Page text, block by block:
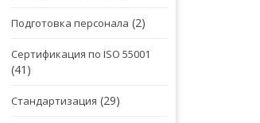
Подготовка персонала (2)
Сертификация по ISO 55001
(41)
Стандартизация (29)